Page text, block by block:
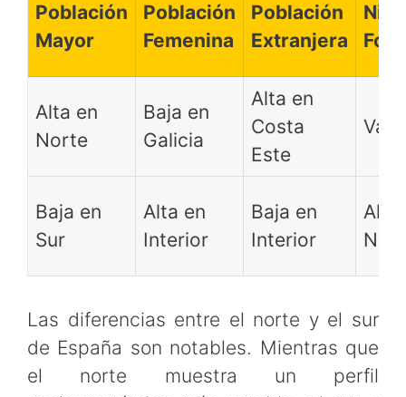
Población
Mayor
Población
Femenina
Población
Extranjera
Alta en
Norte
Baja en
Galicia
Alta en
Costa
Este
Baja en
Sur
Alta en
Interior
Baja en
Interior
Alto
Las diferencias entre el norte y el sur
de España son notables. Mientras que
el norte muestra un perfil